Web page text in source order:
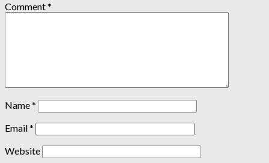
Comment*
Name*
Email*
Website